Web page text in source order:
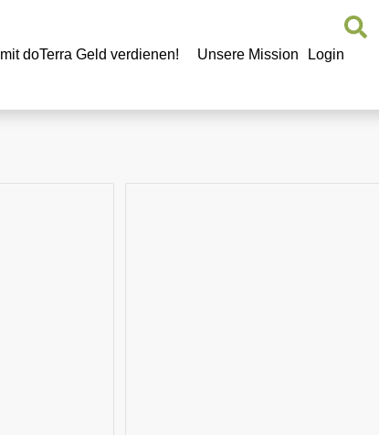
mit doTerra Geld verdienen! Unsere Mission Login